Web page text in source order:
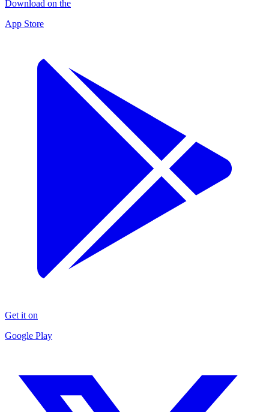
Download on the
App Store
Get it on
Google Play